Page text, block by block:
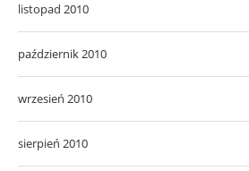
listopad 2010
październik 2010
wrzesień 2010
sierpień 2010